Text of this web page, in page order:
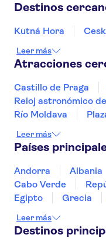
Destinos
Kutná Hora
Leer más
Atracciones
Castillo de Praga
Reloj astronómico
Río Moldava
Prague Zoo
Campo de
Aquapalace Prague
Fábrica de cerveza
Museum of
Leer más
Países
Andorra Albania
Cabo Verde
Egipto
Grecia
México
Noruega
Túnez
Turquía
Leer más
Destinos